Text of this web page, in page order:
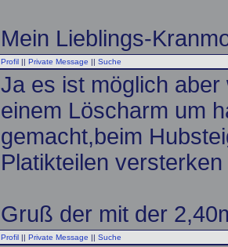
Mein Lieblings-
Profil || Private Message || Suche
Ja es ist möglich
einem Löscharm um
gemacht,beim
Platikteilen
Gruß der mit der
Profil || Private Message || Suche